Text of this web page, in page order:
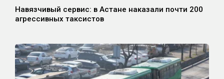
Навязчивый сервис: в Астане наказали почти 200
агрессивных таксистов